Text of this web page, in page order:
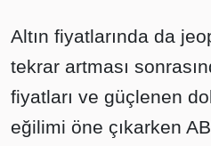
Altın fiyatlarında da
tekrar artması
fiyatları ve güçlenen
eğilimi öne çıkarken